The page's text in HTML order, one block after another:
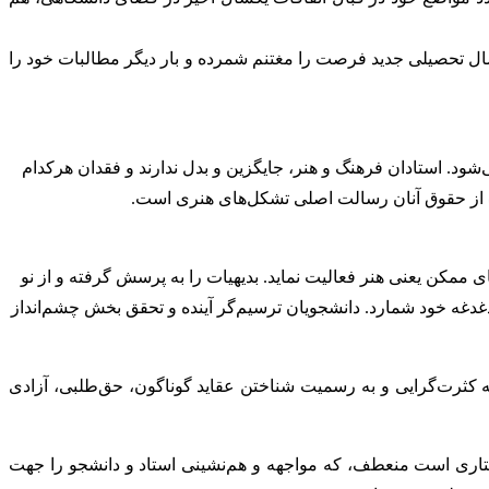
۲ رشته سینما و مجسمه‌سازی دانشگاه هنر به دفترچه کنکور سراسری ۱۴۰۲، و در آستانه سال تحصیلی جدید فرصت را مغتنم شمرده و بار دیگر مطالبات خود را
استادان فرهنگ و هنر، جایگزین و بدل ندارند و فقدان هرکدام
از حقوق آنان رسالت اصلی تشکل‌های هنری است.
یعنی هنر فعالیت نماید. بدیهیات را به پرسش گرفته و از نو
خود شمارد. دانشجویان ترسیم‌گر آینده و تحقق بخش چشم‌انداز
کثرت‌گرایی و به رسمیت شناختن عقاید گوناگون، حق‌طلبی، آزادی
است منعطف، که مواجهه و هم‌نشینی استاد و دانشجو را جهت